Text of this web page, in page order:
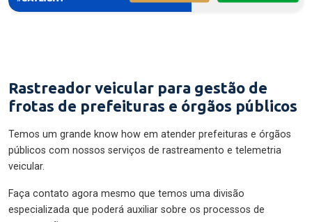
Rastreador veicular para gestão de
frotas de prefeituras e órgãos públicos
Temos um grande know how em atender prefeituras e órgãos
públicos com nossos serviços de rastreamento e telemetria
veicular.
Faça contato agora mesmo que temos uma divisão
especializada que poderá auxiliar sobre os processos de